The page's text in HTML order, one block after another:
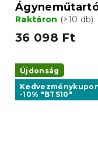
Raktáron (>10 db)
36 098 Ft
Újdonság
-10% "BTS10"